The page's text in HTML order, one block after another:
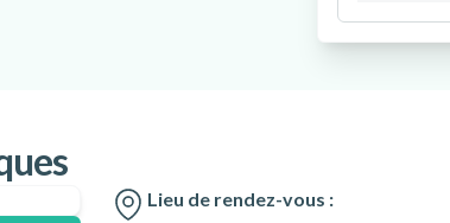
Lieu de rendez-vous :